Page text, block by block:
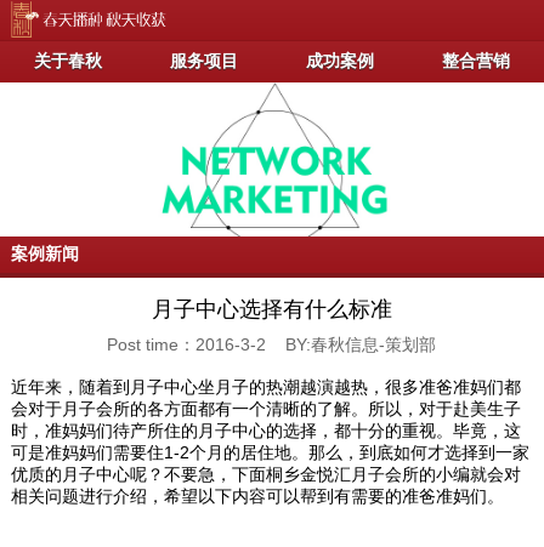
关于春秋 服务项目 成功案例 整合营销
案例新闻
月子中心选择有什么标准
Post time：2016-3-2 BY:春秋信息-策划部
近年来，随着到月子中心坐月子的热潮越演越热，很多准爸准妈们都
会对于月子会所的各方面都有一个清晰的了解。所以，对于赴美生子
时，准妈妈们待产所住的月子中心的选择，都十分的重视。毕竟，这
可是准妈妈们需要住1-2个月的居住地。那么，到底如何才选择到一家
优质的月子中心呢？不要急，下面桐乡金悦汇月子会所的小编就会对
相关问题进行介绍，希望以下内容可以帮到有需要的准爸准妈们。